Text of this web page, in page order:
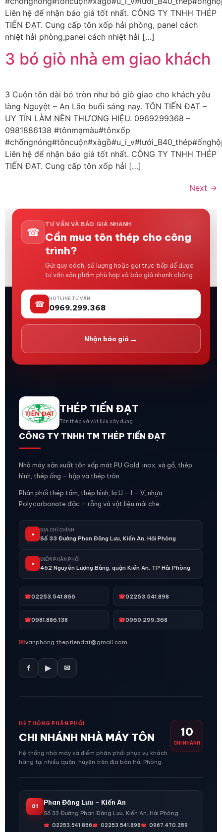
Liên hệ để nhận báo giá tốt nhất. CÔNG TY TNHH THÉP
TIẾN ĐẠT. Cung cấp tôn xốp hải phòng, panel cách
nhiệt hải phòng,panel cách nhiệt hải […]
3 bó giò nhà em giao khách
3 Cuộn tôn dài bó tròn như bó giò giao cho khách yêu
làng Nguyệt – An Lão buổi sáng nay. TÔN TIẾN ĐẠT –
UY TÍN LÀM NÊN THƯƠNG HIỆU. 0969299368 –
0981886138 #tônmạmàu#tônxốp
Liên hệ để nhận báo giá tốt nhất. CÔNG TY TNHH THÉP
TIẾN ĐẠT. Cung cấp tôn xốp hải […]
Next →
☎
TƯ VẤN VÀ BÁO GIÁ NHANH
Cần mua tôn thép cho công
trình?
Gửi quy cách, số lượng hoặc gọi trực tiếp để được
tư vấn sản phẩm phù hợp và báo giá nhanh chóng.
☎
HOTLINE TƯ VẤN
0969.299.368
Nhận báo giá →
THÉP TIẾN ĐẠT
Tôn thép và vật liệu xây dựng
CÔNG TY TNHH TM THÉP TIẾN ĐẠT
Nhà máy sản xuất tôn xốp mát PU Gold, inox, xà gồ, thép
hình, thép ống – hộp và thép tròn.
Phân phối thép tấm, thép hình, la U – I – V, nhựa
Polycarbonate đặc – rỗng và vật liệu mái che.
●
ĐỊA CHỈ CHÍNH
Số 33 Đường Phan Đăng Lưu, Kiến An, Hải Phòng
●
ĐIỂM PHÂN PHỐI
452 Nguyễn Lương Bằng, quận Kiến An, TP Hải Phòng
☎02253.541.866 ☎02253.541.898
☎0981.886.138 ☎0969.299.368
✉vanphong.theptiendat@gmail.com
f ▶ ✉
HỆ THỐNG PHÂN PHỐI
CHI NHÁNH NHÀ MÁY TÔN
Hệ thống nhà máy và điểm phân phối phục vụ khách
hàng tại nhiều quận, huyện trên địa bàn Hải Phòng.
10
CHI NHÁNH
01
Phan Đăng Lưu – Kiến An
Số 33 Đường Phan Đăng Lưu, Kiến An, Hải Phòng
02253.541.866 02253.541.898 0967.470.359